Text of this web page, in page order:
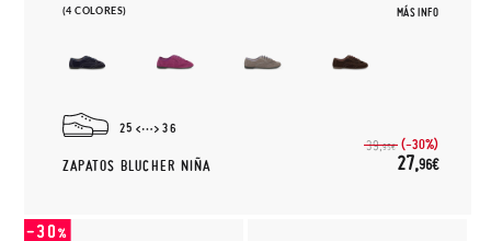
(4 COLORES) MÁS INFO
25 36
ZAPATOS BLUCHER NIÑA
39,95€ (-30%)
27,96€